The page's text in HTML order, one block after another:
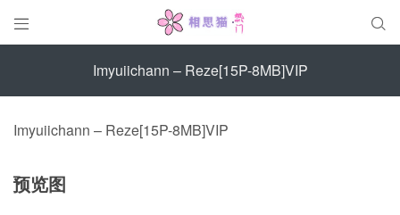
 
Imyuiichann – Reze[15P-8MB]VIP
Imyuiichann – Reze[15P-8MB]VIP
预览图